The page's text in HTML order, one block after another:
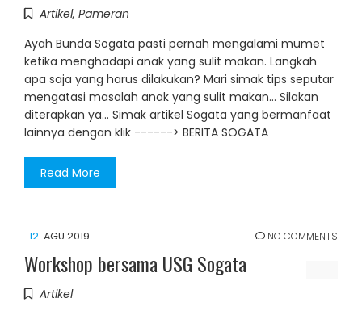
Artikel, Pameran
Ayah Bunda Sogata pasti pernah mengalami mumet
ketika menghadapi anak yang sulit makan. Langkah
apa saja yang harus dilakukan? Mari simak tips seputar
mengatasi masalah anak yang sulit makan... Silakan
diterapkan ya... Simak artikel Sogata yang bermanfaat
lainnya dengan klik ------> BERITA SOGATA
Read More
12 AGU 2019 NO COMMENTS
Workshop bersama USG Sogata
Artikel